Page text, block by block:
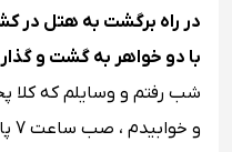
در راه برگشت به هتل در
با دو خواهر به گشت و
شب رفتم و وسایلم که کلا
و